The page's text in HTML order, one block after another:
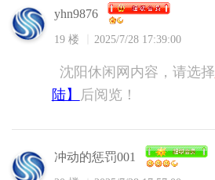
yhn9876
19 楼 2025/7/28 17:39:00
沈阳休闲网内容，请选择
陆】
后阅览！
冲动的惩罚001